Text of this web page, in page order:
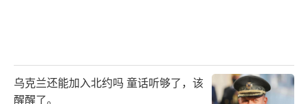
乌克兰还能加入北约吗 童话听够了，该
醒醒了。